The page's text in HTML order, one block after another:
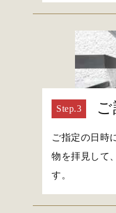
ご指定の日時
物を拝見して
す。